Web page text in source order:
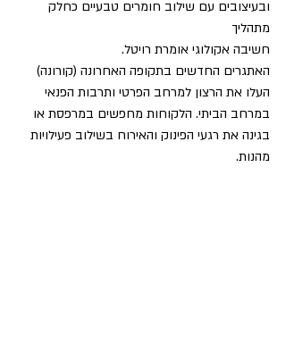
ובעיצובים עם שילוב חומרים טבעיים כחלק
מתהליך
חשיבה אקולוגי אומרת רויטל.
האתגרים החדשים בתקופה האחרונה (קורונה)
העלו את הרצון למרחב הפרטי ותרבות הפנאי
במרחב הביתי. הלקוחות מחפשים במרפסת או
בגינה את רגעי הפינוק והאירוח בשילוב פעילויות
מהנות.